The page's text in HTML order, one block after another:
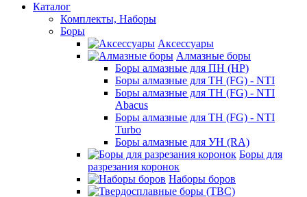
Каталог
Комплекты, Наборы
Боры
Аксессуары
Алмазные боры
Боры алмазные для ПН (HP)
Боры алмазные для ТН (FG) - NTI
Боры алмазные для ТН (FG) - NTI
Abacus
Боры алмазные для ТН (FG) - NTI
Turbo
Боры алмазные для УН (RA)
Боры для
разрезания коронок
Наборы боров